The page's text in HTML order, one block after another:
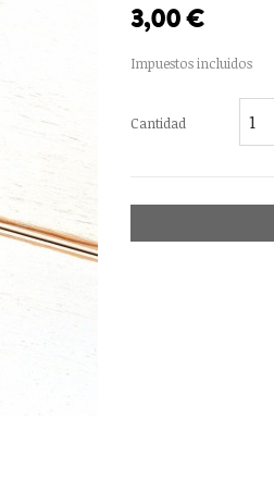
3,00 €
Impuestos incluidos
Cantidad